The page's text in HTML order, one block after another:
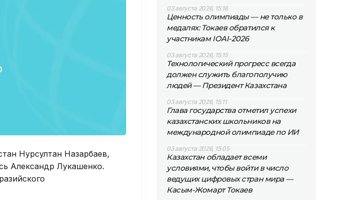
Нурсултан Назарбаев,
Александр Лукашенко.
03 августа 2026, 15:16
Ценность олимпиады — не только в
медалях: Токаев обратился к
участникам IOAI-2026
03 августа 2026, 15:15
Технологический прогресс всегда
должен служить благополучию
людей — Президент Казахстана
03 августа 2026, 15:11
Глава государства отметил успехи
казахстанских школьников на
международной олимпиаде по ИИ
03 августа 2026, 15:05
Казахстан обладает всеми
условиями, чтобы войти в число
ведущих цифровых стран мира —
Касым-Жомарт Токаев